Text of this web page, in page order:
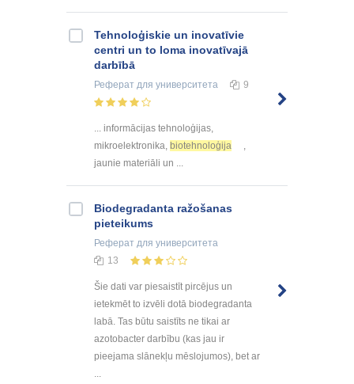
Tehnoloģiskie un inovatīvie
centri un to loma inovatīvajā
darbībā
Реферат для университета 9
... informācijas tehnoloģijas,
mikroelektronika, biotehnoloģija
,
jaunie materiāli un ...
Biodegradanta ražošanas
pieteikums
Реферат для университета
13
Šie dati var piesaistīt pircējus un
ietekmēt to izvēli dotā biodegradanta
labā. Tas būtu saistīts ne tikai ar
azotobacter darbību (kas jau ir
pieejama slānekļu mēslojumos), bet ar
...